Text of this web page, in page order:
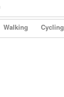
Walking Cycling